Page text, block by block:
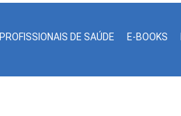
PROFISSIONAIS DE SAÚDE E-BOOKS